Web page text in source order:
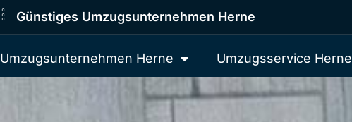
Günstiges Umzugsunternehmen Herne
Umzugsunternehmen Herne Umzugsservice Herne